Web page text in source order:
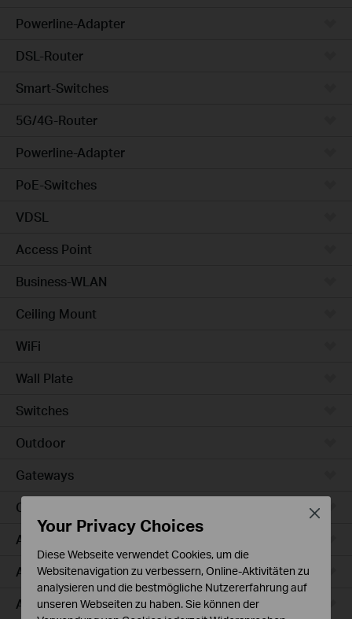
Powerline-Adapter
DSL-Router
Smart-Switches
5G/4G-Router
Powerline-Adapter
PoE-Switches
VDSL
Access Point
Business-WLAN
Ceiling Mount
WiFi
Wall Plate
Switches
Outdoor
Gateways
Campus
Access Max
Aggregation
Access Plus
Your Privacy Choices
Diese Webseite verwendet Cookies, um die
Websitenavigation zu verbessern, Online-Aktivitäten zu
analysieren und die bestmögliche Nutzererfahrung auf
unseren Webseiten zu haben. Sie können der
Close